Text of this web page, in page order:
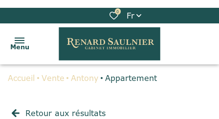
0 Fr
Menu
VENTES
Accueil Vente Antony Appartement
Retour aux résultats